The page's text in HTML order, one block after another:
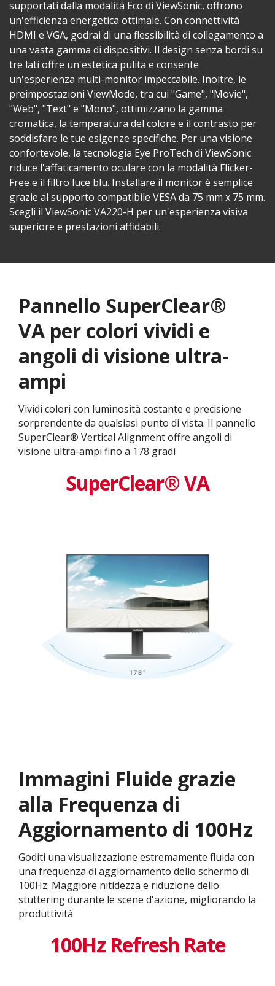
supportati dalla modalità Eco di ViewSonic, offrono
un'efficienza energetica ottimale. Con connettività
HDMI e VGA, godrai di una flessibilità di collegamento a
una vasta gamma di dispositivi. Il design senza bordi su
tre lati offre un'estetica pulita e consente
un'esperienza multi-monitor impeccabile. Inoltre, le
preimpostazioni ViewMode, tra cui "Game", "Movie",
"Web", "Text" e "Mono", ottimizzano la gamma
cromatica, la temperatura del colore e il contrasto per
soddisfare le tue esigenze specifiche. Per una visione
confortevole, la tecnologia Eye ProTech di ViewSonic
riduce l'affaticamento oculare con la modalità Flicker-
Free e il filtro luce blu. Installare il monitor è semplice
grazie al supporto compatibile VESA da 75 mm x 75 mm.
Scegli il ViewSonic VA220-H per un'esperienza visiva
superiore e prestazioni affidabili.
Pannello SuperClear®
VA per colori vividi e
angoli di visione ultra-
ampi
Vividi colori con luminosità costante e precisione
sorprendente da qualsiasi punto di vista. Il pannello
SuperClear® Vertical Alignment offre angoli di
visione ultra-ampi fino a 178 gradi
SuperClear® VA
Immagini Fluide grazie
alla Frequenza di
Aggiornamento di 100Hz
Goditi una visualizzazione estremamente fluida con
una frequenza di aggiornamento dello schermo di
100Hz. Maggiore nitidezza e riduzione dello
stuttering durante le scene d'azione, migliorando la
produttività
100Hz Refresh Rate